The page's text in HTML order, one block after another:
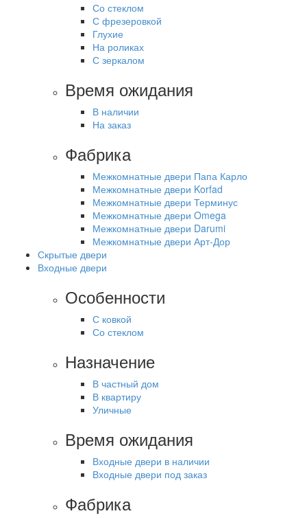
Со стеклом
С фрезеровкой
Глухие
На роликах
С зеркалом
Время ожидания
В наличии
На заказ
Фабрика
Межкомнатные двери Папа Карло
Межкомнатные двери Korfad
Межкомнатные двери Терминус
Межкомнатные двери Omega
Межкомнатные двери Darumi
Межкомнатные двери Арт-Дор
Скрытые двери
Входные двери
Особенности
С ковкой
Со стеклом
Назначение
В частный дом
В квартиру
Уличные
Время ожидания
Входные двери в наличии
Входные двери под заказ
Фабрика